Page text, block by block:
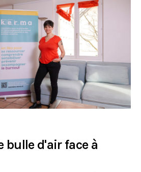
bulle d'air face à